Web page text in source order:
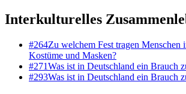
Interkulturelles
#264Zu welchem Fest tragen Menschen
Kostüme und Masken?
#271Was ist in Deutschland ein Brauch
#293Was ist in Deutschland ein Brauch